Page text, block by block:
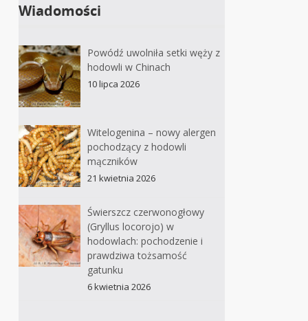
Wiadomości
Powódź uwolniła setki węży z
hodowli w Chinach
10 lipca 2026
Witelogenina – nowy alergen
pochodzący z hodowli
mączników
21 kwietnia 2026
Świerszcz czerwonogłowy
(Gryllus locorojo) w
hodowlach: pochodzenie i
prawdziwa tożsamość
gatunku
6 kwietnia 2026